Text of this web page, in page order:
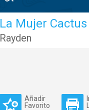
La Mujer
Rayden
Añadir
Favorito